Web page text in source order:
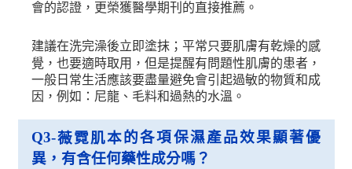
會的認證，更榮獲醫學期刊的直接推薦。
建議在洗完澡後立即塗抹；平常只要肌膚有乾燥的感
覺，也要適時取用，但是提醒有問題性肌膚的患者，
一般日常生活應該要盡量避免會引起過敏的物質和成
因，例如：尼龍、毛料和過熱的水溫。
Q3-薇霓肌本的各項保濕產品效果顯著優
異，有含任何藥性成分嗎？